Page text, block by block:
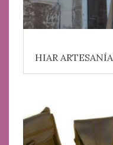
HIAR ARTESANÍA